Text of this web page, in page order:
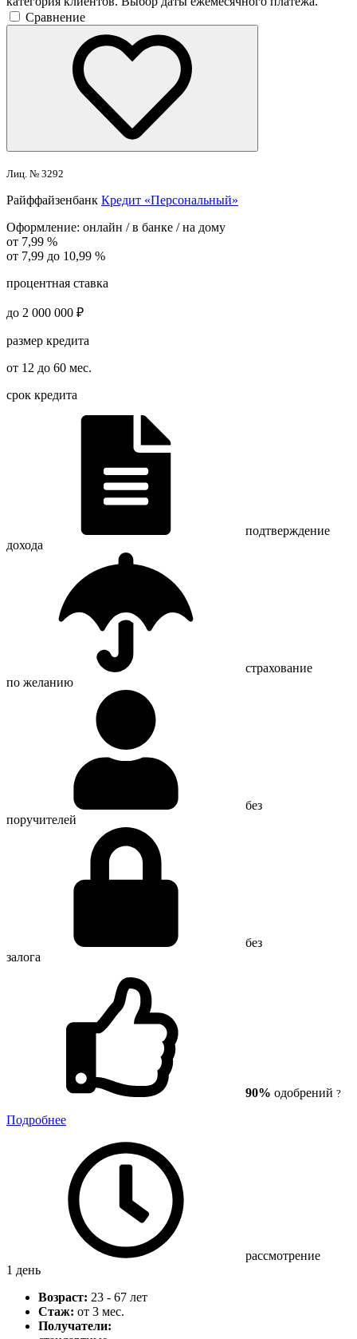
Сравнение
Лиц. № 3292
Райффайзенбанк Кредит «Персональный»
Оформление: онлайн / в банке / на дому
от 7,99 %
от 7,99 до 10,99 %
процентная ставка
до 2 000 000 ₽
размер кредита
от 12 до 60 мес.
срок кредита
подтверждение
дохода
страхование
по желанию
без
поручителей
без
залога
90% одобрений ?
Подробнее
рассмотрение
1 день
Возраст: 23 - 67 лет
Стаж: от 3 мес.
Получатели: